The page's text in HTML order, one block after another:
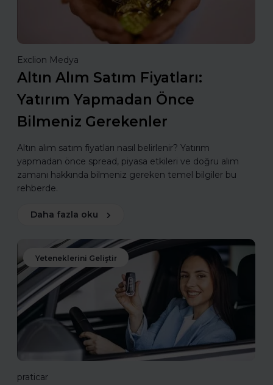
Exclion Medya
Altın Alım Satım Fiyatları:
Yatırım Yapmadan Önce
Bilmeniz Gerekenler
Altın alım satım fiyatları nasıl belirlenir? Yatırım
yapmadan önce spread, piyasa etkileri ve doğru alım
zamanı hakkında bilmeniz gereken temel bilgiler bu
rehberde.
Daha fazla oku
Yeteneklerini Geliştir
praticar